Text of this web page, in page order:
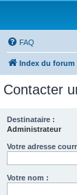
FAQ
Index du forum
Contacter
Destinataire :
Administrateur
Votre adresse
Votre nom :